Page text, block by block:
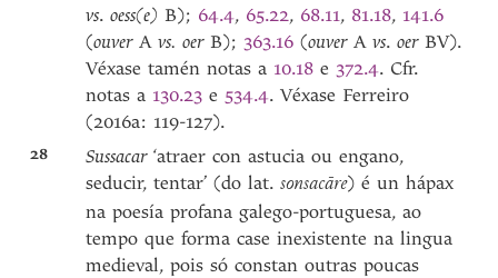
vs.oess(e)B); 64.4, 65.22, 68.11, 81.18, 141.6
(ouverAvs. oerB); 363.16 (ouverAvs. oerBV).
Véxase tamén notas a 10.18 e 372.4. Cfr.
notas a 130.23 e 534.4. Véxase Ferreiro
(2016a: 119-127).
28 Sussacar‘atraer con astucia ou engano,
seducir, tentar’ (do lat.sonsacāre) é un hápax
na poesía profana galego-portuguesa, ao
tempo que forma case inexistente na lingua
medieval, pois só constan outras poucas